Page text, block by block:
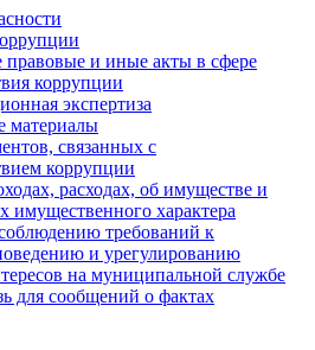
и иные акты в сфере
коррупции
экспертиза
материалы
связанных с
коррупции
расходах, об имуществе и
имущественного характера
требований к
и урегулированию
на муниципальной службе
для сообщений о фактах